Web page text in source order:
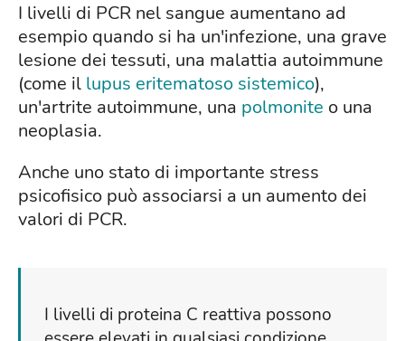
I livelli di PCR nel sangue aumentano ad
esempio quando si ha un'infezione, una grave
lesione dei tessuti, una malattia autoimmune
(come il lupus eritematoso sistemico),
un'artrite autoimmune, una polmonite o una
neoplasia.
Anche uno stato di importante stress
psicofisico può associarsi a un aumento dei
valori di PCR.
I livelli di proteina C reattiva possono